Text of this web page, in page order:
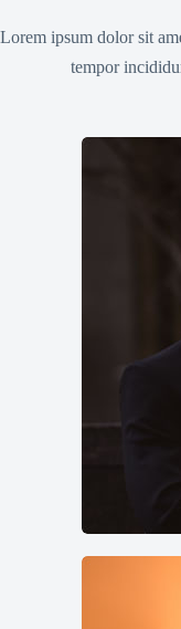
Lorem ipsum dolor sit
tempor